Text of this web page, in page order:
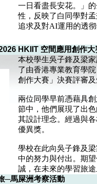
一日看盡長安花。」
性，反映了白同學對
追求及對AI運用的透
HKIIT 空間應用創作
本校學生吳子鋒及梁
了由香港專業教育學
創作大賽」決賽評審
兩位同學早前憑藉具
節中，他們展現了出
其設計理念。經過與
優異獎。
學校在此向吳子鋒及
中的努力與付出。期
誠，在未來的學習旅
─馬屎洲考察活動